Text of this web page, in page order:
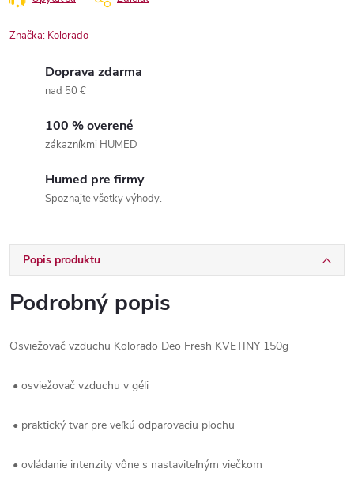
Značka: Kolorado
Doprava zdarma
nad 50 €
100 % overené
zákazníkmi HUMED
Humed pre firmy
Spoznajte všetky výhody.
Popis produktu
Podrobný popis
Osviežovač vzduchu Kolorado Deo Fresh KVETINY 150g
• osviežovač vzduchu v géli
• praktický tvar pre veľkú odparovaciu plochu
• ovládanie intenzity vône s nastaviteľným viečkom